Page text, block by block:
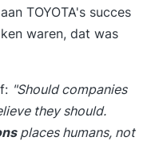
TOYOTA's succes
waren, dat was
"Should companies
they should.
places humans, not